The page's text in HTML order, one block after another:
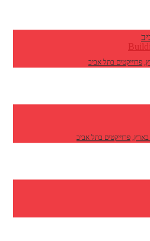
, פרוייקטים בתל אביב
בארץ, פרוייקטים בתל אביב